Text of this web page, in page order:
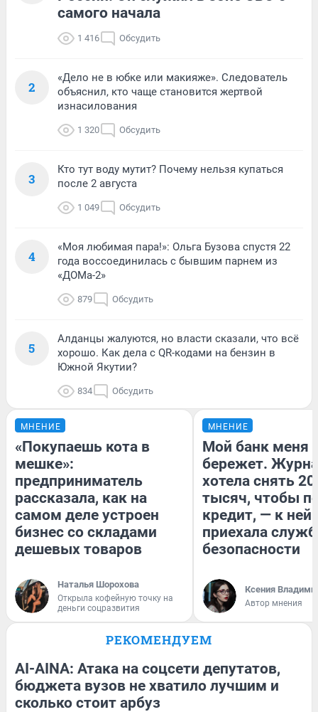
самого начала
1 416 Обсудить
2
«Дело не в юбке или макияже». Следователь
объяснил, кто чаще становится жертвой
изнасилования
1 320 Обсудить
3
Кто тут воду мутит? Почему нельзя купаться
после 2 августа
1 049 Обсудить
4
«Моя любимая пара!»: Ольга Бузова спустя 22
года воссоединилась с бывшим парнем из
«ДОМа-2»
879 Обсудить
5
Алданцы жалуются, но власти сказали, что всё
хорошо. Как дела с QR-кодами на бензин в
Южной Якутии?
834 Обсудить
МНЕНИЕ
«Покупаешь кота в
мешке»:
предприниматель
рассказала, как на
самом деле устроен
бизнес со складами
дешевых товаров
Наталья Шорохова
Открыла кофейную точку на
деньги соцразвития
МНЕНИЕ
Мой банк меня
бережет.
хотела снять
тысяч, чтобы
кредит, — к
приехала
безопасности
Ксения
Автор мнения
РЕКОМЕНДУЕМ
AI-AINA: Атака на соцсети депутатов,
бюджета вузов не хватило лучшим и
сколько стоит арбуз